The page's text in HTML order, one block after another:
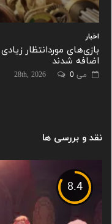
اخبار
اضافه شدند
می 28th, 2026 0
نقد و بررسی ها
8.4